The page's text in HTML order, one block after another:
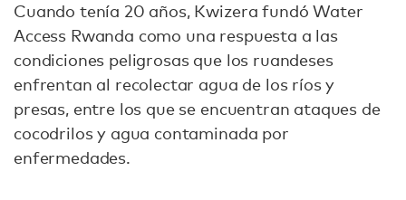
Cuando tenía 20 años, Kwizera fundó Water
Access Rwanda como una respuesta a las
condiciones peligrosas que los ruandeses
enfrentan al recolectar agua de los ríos y
presas, entre los que se encuentran ataques de
cocodrilos y agua contaminada por
enfermedades.